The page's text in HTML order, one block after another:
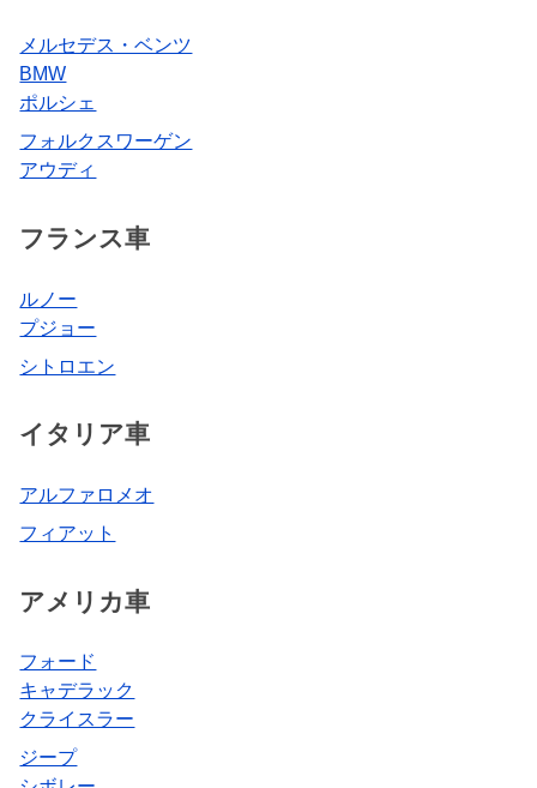
メルセデス・ベンツ
BMW
ポルシェ
フォルクスワーゲン
アウディ
フランス車
ルノー
プジョー
シトロエン
イタリア車
アルファロメオ
フィアット
アメリカ車
フォード
キャデラック
クライスラー
ジープ